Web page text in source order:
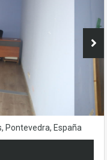
Pontevedra, España